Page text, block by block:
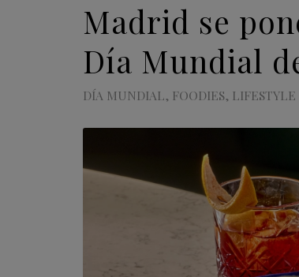
Madrid se
Día Mundial
DÍA MUNDIAL, FOODIES, LIFESTYLE